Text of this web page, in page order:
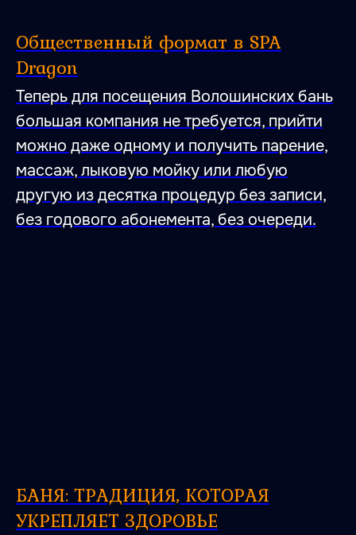
Общественный формат в SPA
Dragon
Теперь для посещения Волошинских бань
большая компания не требуется, прийти
можно даже одному и получить парение,
массаж, лыковую мойку или любую
другую из десятка процедур без записи,
без годового абонемента, без очереди.
БАНЯ: ТРАДИЦИЯ, КОТОРАЯ
УКРЕПЛЯЕТ ЗДОРОВЬЕ